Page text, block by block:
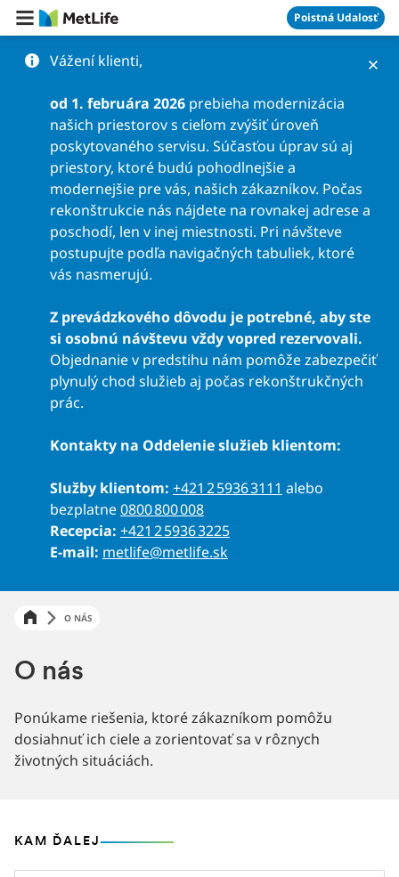
Preskočiť na obsah Poistná Udalosť
Vážení klienti,
od 1. februára 2026 prebieha modernizácia
našich priestorov s cieľom zvýšiť úroveň
poskytovaného servisu. Súčasťou úprav sú aj
priestory, ktoré budú pohodlnejšie a
modernejšie pre vás, našich zákazníkov. Počas
rekonštrukcie nás nájdete na rovnakej adrese a
poschodí, len v inej miestnosti. Pri návšteve
postupujte podľa navigačných tabuliek, ktoré
vás nasmerujú.
Z prevádzkového dôvodu je potrebné, aby ste
si osobnú návštevu vždy vopred rezervovali.
Objednanie v predstihu nám pomôže zabezpečiť
plynulý chod služieb aj počas rekonštrukčných
prác.
Kontakty na Oddelenie služieb klientom:
Služby klientom: +421 2 5936 3111 alebo
bezplatne0800 800 008
Recepcia: +421 2 5936 3225
E-mail: metlife@metlife.sk
O NÁS
O nás
Ponúkame riešenia, ktoré zákazníkom pomôžu
dosiahnuť ich ciele a zorientovať sa v rôznych
životných situáciách.
KAM ĎALEJ